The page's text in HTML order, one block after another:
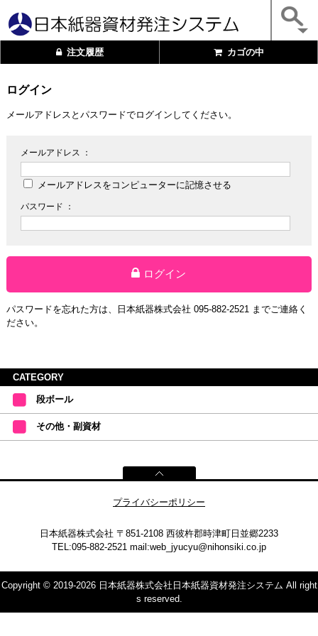
注文履歴 カゴの中
ログイン
メールアドレスとパスワードでログインしてください。
メールアドレス ：
メールアドレスをコンピューターに記憶させる
パスワード ：
ログイン
パスワードを忘れた方は、日本紙器株式会社 095-882-2521 までご連絡く
ださい。
CATEGORY
段ボール
その他・副資材
プライバシーポリシー
日本紙器株式会社 〒851-2108 西彼杵郡時津町日並郷2233
TEL:095-882-2521 mail:web_jyucyu@nihonsiki.co.jp
Copyright © 2019-2026 日本紙器株式会社日本紙器資材発注システム All right
s reserved.